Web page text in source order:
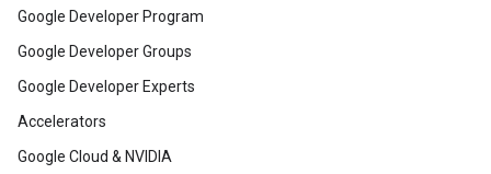
Google Developer Program
Google Developer Groups
Google Developer Experts
Accelerators
Google Cloud & NVIDIA